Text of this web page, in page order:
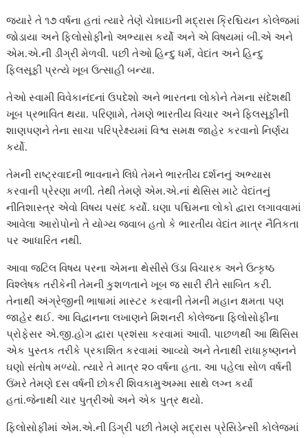
જ્યારે તે ૧૭ વર્ષના હતાં ત્યારે તેણે ચેન્નાઇની મદ્રાસ ક્રિશ્ચિયન કોલેજમાં
જોડાયા અને ફિલોસોફીનો અભ્યાસ કર્યો અને એ વિષયમાં બી.એ અને
એમ.એ.ની ડીગ્રી મેળવી. પછી તેઓ હિન્દુ ધર્મ, વેદાંત અને હિન્દુ
ફિલસૂફી પ્રત્યે ખૂબ ઉત્સાહી બન્યા.
તેઓ સ્વામી વિવેકાનંદનાં ઉપદેશો અને ભારતના લોકોને તેમના સંદેશથી
ખૂબ પ્રભાવિત થયા. પરિણામે, તેમણે ભારતીય વિચાર અને ફિલસૂફીની
શાણપણને તેના સાચા પરિપ્રેક્ષ્યમાં વિશ્વ સમક્ષ જાહેર કરવાનો નિર્ણય
કર્યો.
તેમની રાષ્ટ્રવાદની ભાવનાને લિધે તેમને ભારતીય દર્શનનું અભ્યાસ
કરવાની પ્રેરણા મળી. તેથી તેમણે એમ.એ.નાં થેસિસ માટે વેદાંતનું
નીતિશાસ્ત્ર એવો વિષય પસંદ કર્યો. ઘણા પશ્ચિમના લોકો દ્વારા લગાવવામાં
આવેલા આરોપોનો તે યોગ્ય જવાબ હતો કે ભારતીય વેદાંત માત્ર નૈતિકતા
પર આધારિત નથી.
આવા જટિલ વિષય પરના એમના થેસીસે ઉંડા વિચારક અને ઉત્કૃષ્ઠ
વિશ્લેષક તરીકેની તેમની કુશળતાને ખૂબ જ સારી રીતે સાબિત કરી.
તેનાથી અંગ્રેજીની ભાષામાં માસ્ટર કરવાની તેમની મહાન ક્ષમતા પણ
જાહેર થઈ. આ વિદ્વાનના લખાણને મિશનરી કોલેજના ફિલોસોફીના
પ્રોફેસર એ.જી.હોગ દ્વારા પ્રશંસા કરવામાં આવી. પાછળથી આ થિસિસ
એક પુસ્તક તરીકે પ્રકાશિત કરવામાં આવ્યો અને તેનાથી રાધાકૃષ્ણનને
ઘણો સંતોષ મળ્યો. ત્યારે તે માત્ર ૨૦ વર્ષના હતા. આ પહેલા સોળ વર્ષની
ઉંમરે તેમણે દસ વર્ષની છોકરી શિવકામુઅમ્મા સાથે લગ્ન કર્યાં
હતાં.જેનાથી ચાર પુત્રીઓ અને એક પુત્ર થયો.
ફિલોસોફીમાં એમ.એ.ની ડિગ્રી પછી તેમણે મદ્રાસ પ્રેસિડેન્સી કોલેજમાં